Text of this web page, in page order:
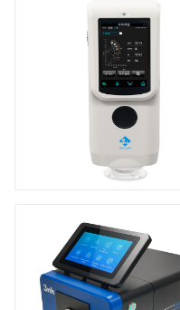
PS08皮肤测色仪
+
台式分光测色仪TS8760
产品品牌：
产品型号：